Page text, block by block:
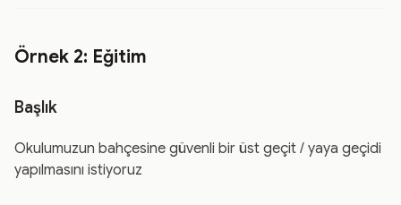
Örnek 2: Eğitim
Başlık
Okulumuzun bahçesine güvenli bir üst geçit / yaya geçidi
yapılmasını istiyoruz